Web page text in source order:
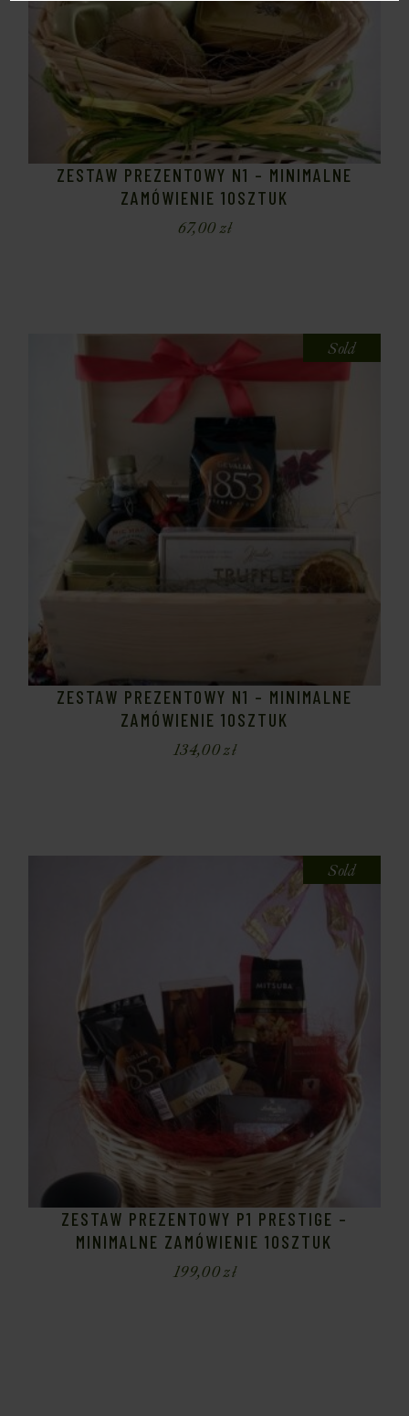
ZESTAW PREZENTOWY N1 – MINIMALNE
ZAMÓWIENIE 10SZTUK
67,00zł
Sold
ZESTAW PREZENTOWY N1 – MINIMALNE
ZAMÓWIENIE 10SZTUK
134,00zł
Sold
ZESTAW PREZENTOWY P1 PRESTIGE –
MINIMALNE ZAMÓWIENIE 10SZTUK
199,00zł